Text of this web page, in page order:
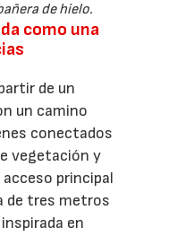
de hielo.
como una
de un
un camino
conectados
vegetación y
principal
de tres metros
en